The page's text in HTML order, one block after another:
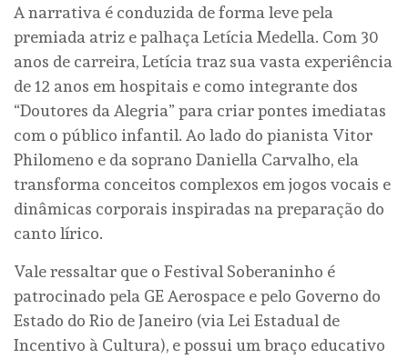
A narrativa é conduzida de forma leve pela
premiada atriz e palhaça Letícia Medella. Com 30
anos de carreira, Letícia traz sua vasta experiência
de 12 anos em hospitais e como integrante dos
“Doutores da Alegria” para criar pontes imediatas
com o público infantil. Ao lado do pianista Vitor
Philomeno e da soprano Daniella Carvalho, ela
transforma conceitos complexos em jogos vocais e
dinâmicas corporais inspiradas na preparação do
canto lírico.
Vale ressaltar que o Festival Soberaninho é
patrocinado pela GE Aerospace e pelo Governo do
Estado do Rio de Janeiro (via Lei Estadual de
Incentivo à Cultura), e possui um braço educativo